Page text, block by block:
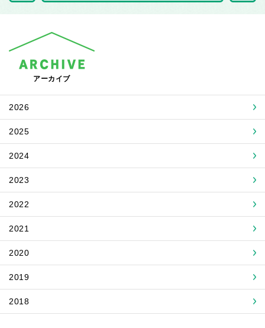
アーカイブ
2026
2025
2024
2023
2022
2021
2020
2019
2018